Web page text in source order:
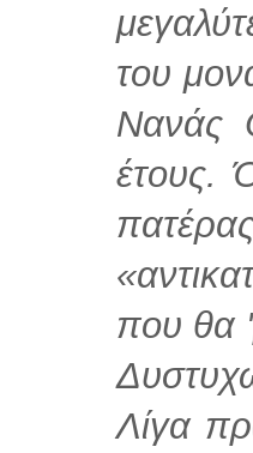
του
Νανάς
έτους.
που θα
Λίγα